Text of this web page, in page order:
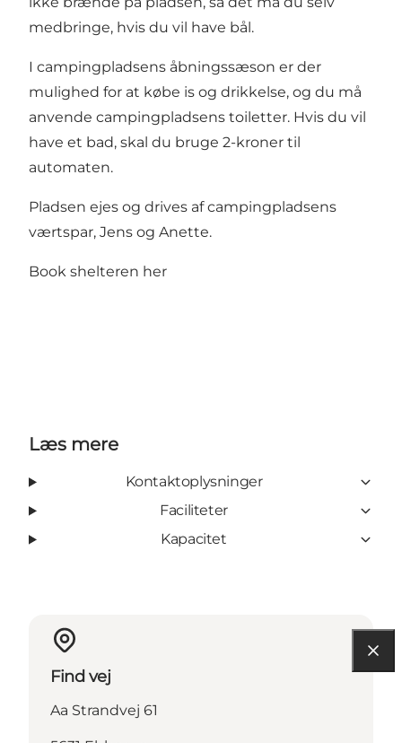
medbringe, hvis du vil have bål.
I campingpladsens åbningssæson er der
mulighed for at købe is og drikkelse, og du må
anvende campingpladsens toiletter. Hvis du vil
have et bad, skal du bruge 2-kroner til
automaten.
Pladsen ejes og drives af campingpladsens
værtspar, Jens og Anette.
Book shelteren her
Læs mere
Kontaktoplysninger
Faciliteter
Kapacitet
Find vej
Aa Strandvej 61